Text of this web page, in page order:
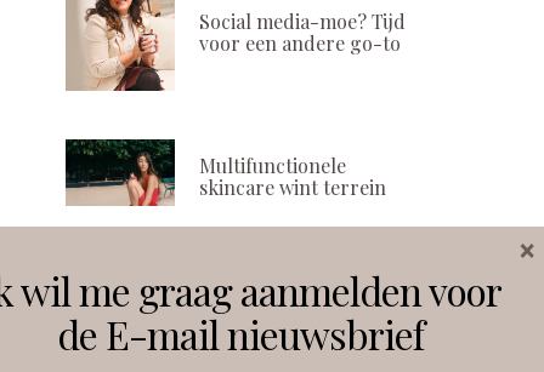
Social media-moe? Tijd
voor een andere go-to
Multifunctionele
skincare wint terrein
Volg ons
wil me graag aanmelden voor
de E-mail nieuwsbrief
×